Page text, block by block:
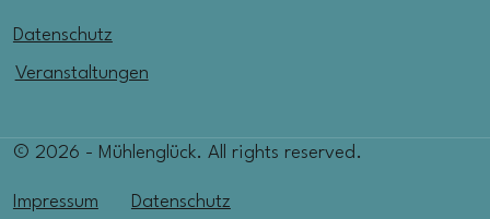
Datenschutz
Veranstaltungen
© 2026 - Mühlenglück. All rights reserved.
Impressum Datenschutz